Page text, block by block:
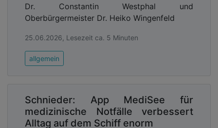
Dr. Constantin Westphal und
Oberbürgermeister Dr. Heiko Wingenfeld
25.06.2026, Lesezeit ca. 5 Minuten
allgemein
Schnieder: App MediSee für
medizinische Notfälle verbessert
Alltag auf dem Schiff enorm